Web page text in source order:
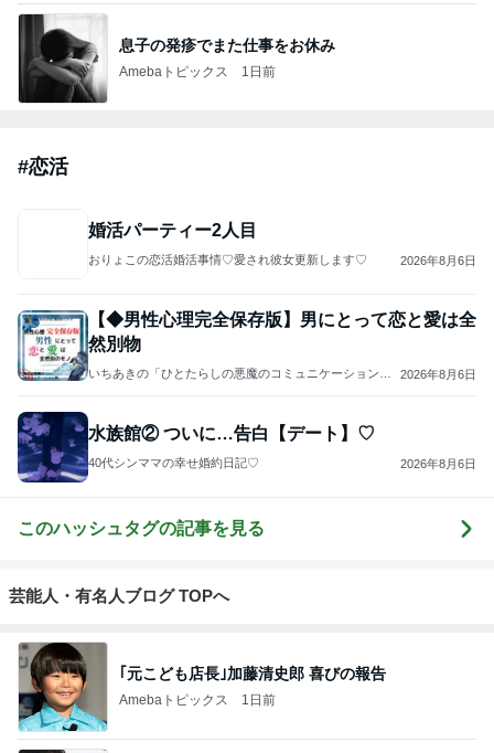
息子の発疹でまた仕事をお休み
Amebaトピックス 1日前
#恋活
婚活パーティー2人目
おりょこの恋活婚活事情♡愛され彼女更新します♡ 2026年8月6日
【◆男性心理完全保存版】男にとって恋と愛は全
然別物
いちあきの「ひとたらしの悪魔のコミュニケーション術
2026年8月6日
水族館② ついに…告白【デート】♡
40代シンママの幸せ婚約日記♡ 2026年8月6日
このハッシュタグの記事を見る
芸能人・有名人ブログ TOPへ
｢元こども店長｣加藤清史郎 喜びの報告
Amebaトピックス 1日前